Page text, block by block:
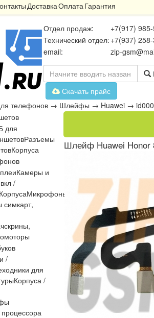
ДоставкаОплатаГарантия
Отдел продаж:
+7(917)
Технический отдел: +7(937)
email:
zip-
Скачать прайс
телефонов → Шлейфы → Huawei →
для
Разъемы
Корпуса
Камеры и
/
КорпусаМикрофоны Микросхемы
симкарт,
/
для
Корпуса /
Шлейф Huawei Honor